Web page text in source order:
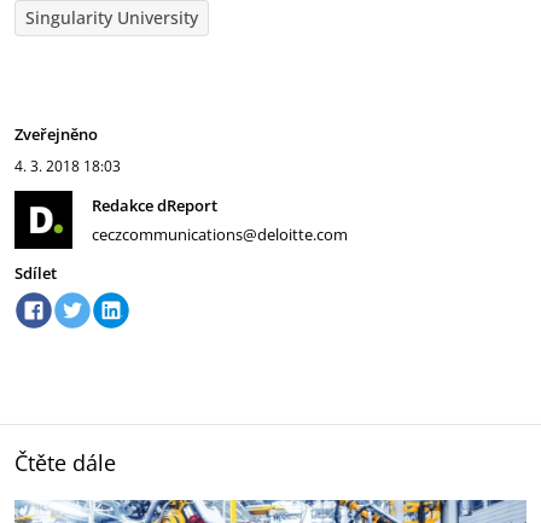
Singularity University
Zveřejněno
4. 3. 2018 18:03
Redakce dReport
ceczcommunications@deloitte.com
Sdílet
Čtěte dále